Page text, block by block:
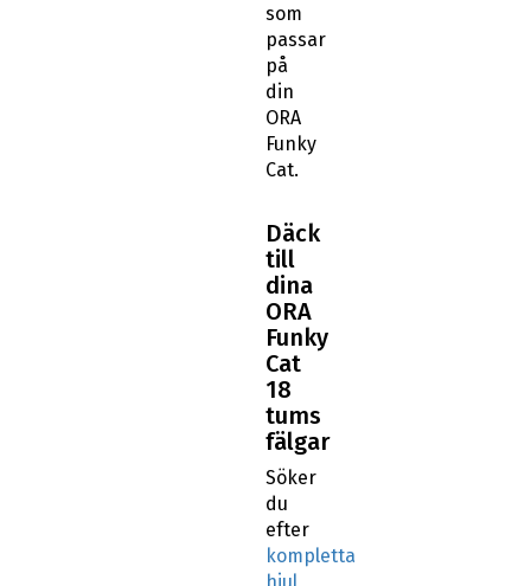
som
passar
på
din
ORA
Funky
Cat.
Däck
till
dina
ORA
Funky
Cat
18
tums
fälgar
Söker
du
efter
kompletta